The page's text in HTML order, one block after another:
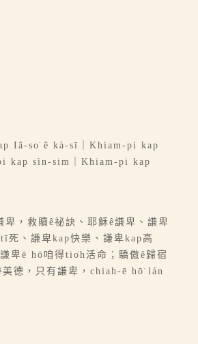
Iâ-so͘ ê kà-sī｜Khiam-pi kap
kap sìn-sim｜Khiam-pi kap
，救贖ê祕訣、耶穌ê謙卑、謙卑
死、謙卑kap快樂、謙卑kap高
卑ē hō͘咱得tio̍h活命；驕傲ê歸宿
德，只有謙卑，chiah-ē hō͘ lán